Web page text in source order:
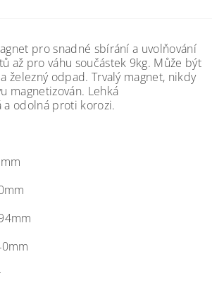
pro snadné sbírání a uvolňování
až pro váhu součástek 9kg. Může být
železný odpad. Trvalý magnet, nikdy
magnetizován. Lehká
a odolná proti korozi.